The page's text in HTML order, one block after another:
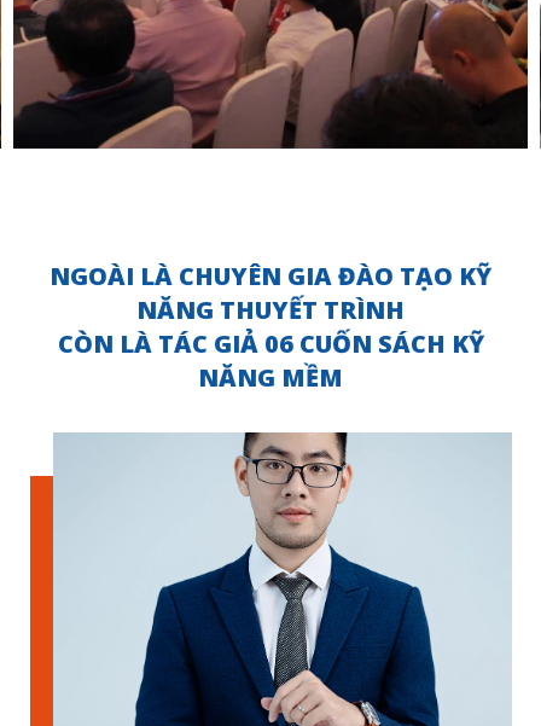
NGOÀI LÀ CHUYÊN GIA ĐÀO TẠO KỸ
NĂNG THUYẾT TRÌNH
CÒN LÀ TÁC GIẢ 06 CUỐN SÁCH KỸ
NĂNG MỀM